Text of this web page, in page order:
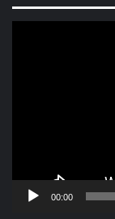
00:00